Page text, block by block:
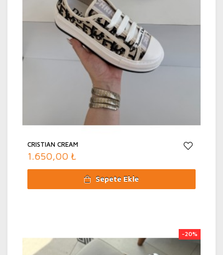
CRISTIAN CREAM
1.650,00 ₺
Sepete Ekle
-20%